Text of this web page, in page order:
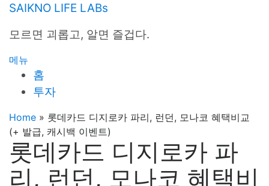
SAIKNO LIFE LABs
모르면 괴롭고, 알면 즐겁다.
메뉴
홈
투자
Home » 롯데카드 디지로카 파리, 런던, 모나코 혜택비교
(+ 발급, 캐시백 이벤트)
롯데카드 디지로카 파
리, 런던, 모나코 혜택비